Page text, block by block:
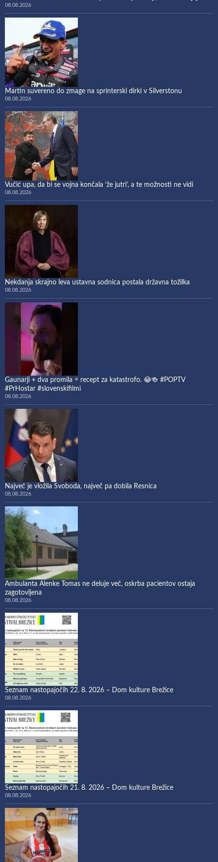
08.08.2026
Martin suvereno do zmage na sprinterski dirki v Silverstonu
08.08.2026
Vučić upa, da bi se vojna končala ‘že jutri’, a te možnosti ne vidi
08.08.2026
Nekdanja skrajno leva ustavna sodnica postala državna tožilka
08.08.2026
Gaunarji + dva promila = recept za katastrofo. 😂🍻 #POPTV
#PrHostar #slovenskifilmi
08.08.2026
Največ je vložila Svoboda, največ pa dobila Resnica
08.08.2026
Ambulanta Alenke Tomas ne deluje več, oskrba pacientov ostaja
zagotovljena
08.08.2026
Seznam nastopajočih 22. 8. 2026 – Dom kulture Brežice
08.08.2026
Seznam nastopajočih 21. 8. 2026 – Dom kulture Brežice
08.08.2026